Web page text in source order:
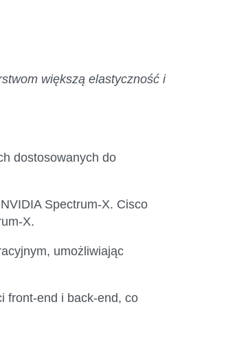
większą elastyczność i
dostosowanych do
Spectrum-X. Cisco
X.
umożliwiając
front-end i back-end, co